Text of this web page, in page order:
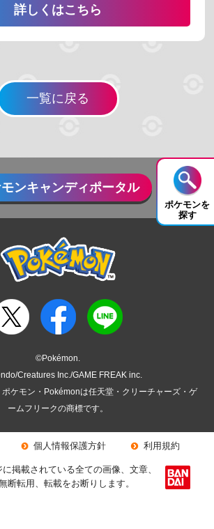
ポケモンを
探す
リセット
詳しくはこちら
一覧に戻る
ンキャンディポータル
©Pokémon.
Creatures Inc./GAME FREAK inc.
ケモン・Pokémonは任天堂・クリーチャーズ・ゲ
ームフリークの商標です。
個人情報保護方針 利用規約
掲載されている全ての画像、文章、
断転用、転載をお断りします。